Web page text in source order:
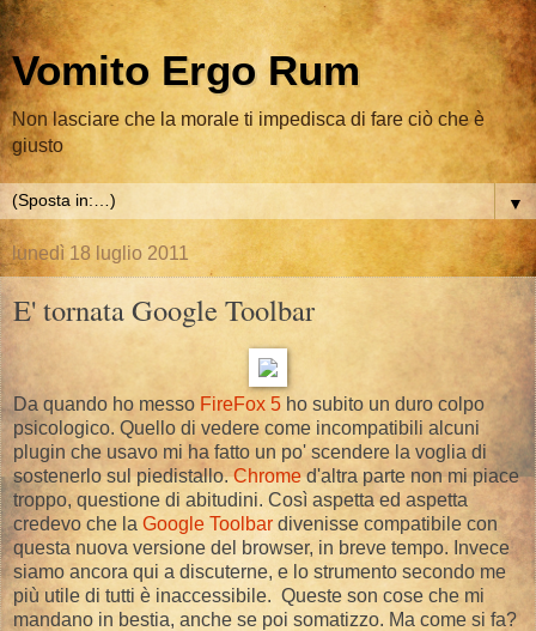
Vomito Ergo Rum
Non lasciare che la morale ti impedisca di fare ciò che è
giusto
▼
lunedì 18 luglio 2011
E' tornata Google Toolbar
Da quando ho messo FireFox 5 ho subito un duro colpo
psicologico. Quello di vedere come incompatibili alcuni
plugin che usavo mi ha fatto un po' scendere la voglia di
sostenerlo sul piedistallo.Chromed'altra parte non mi piace
troppo, questione di abitudini. Così aspetta ed aspetta
credevo che la Google Toolbar divenisse compatibile con
questa nuova versione del browser, in breve tempo. Invece
siamo ancora qui a discuterne, e lo strumento secondo me
più utile di tutti è inaccessibile. Queste son cose che mi
mandano in bestia, anche se poi somatizzo. Ma come si fa?